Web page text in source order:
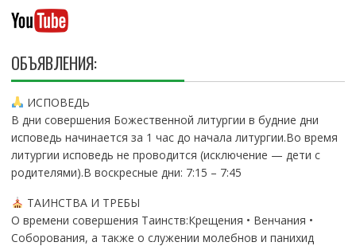
ОБЪЯВЛЕНИЯ:
ИСПОВЕДЬ
В дни совершения Божественной литургии в будние дни
исповедь начинается за 1 час до начала литургии.Во время
литургии исповедь не проводится (исключение — дети с
родителями).В воскресные дни: 7:15 – 7:45
ТАИНСТВА И ТРЕБЫ
О времени совершения Таинств:Крещения • Венчания •
Соборования, а также о служении молебнов и панихид